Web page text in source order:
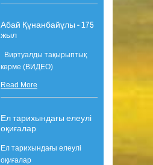
Абай Құнанбайұлы - 175
жыл
Виртуалды тақырыптық
көрме (ВИДЕО)
Read More
Ел тарихындағы елеулі
оқиғалар
Ел тарихындағы елеулі
оқиғалар